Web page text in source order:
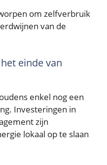
om zelfverbruik
van de
einde van
enkel nog een
Investeringen in
zijn
lokaal op te slaan